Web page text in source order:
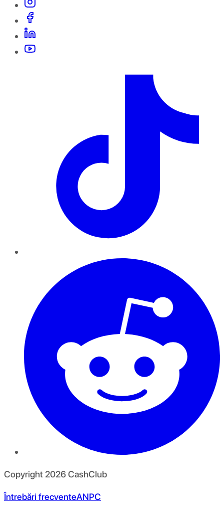
Copyright 2026CashClub
Întrebări frecventeANPC